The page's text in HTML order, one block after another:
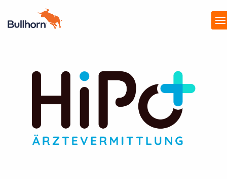
Marktplatz